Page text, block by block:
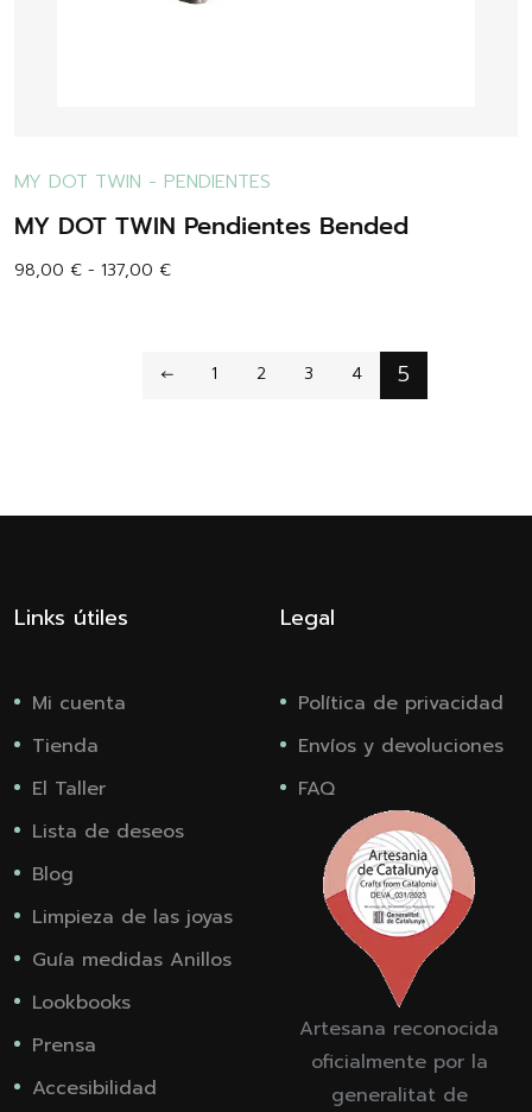
MY DOT TWIN - PENDIENTES
MY DOT TWIN Pendientes Bended
98,00 € - 137,00 €
← 1 2 3 4 5
Links útiles
Mi cuenta
Tienda
El Taller
Lista de deseos
Blog
Limpieza de las joyas
Guía medidas Anillos
Lookbooks
Prensa
Accesibilidad
Legal
Política de privacidad
Envíos y devoluciones
FAQ
Artesana reconocida
oficialmente por la
generalitat de